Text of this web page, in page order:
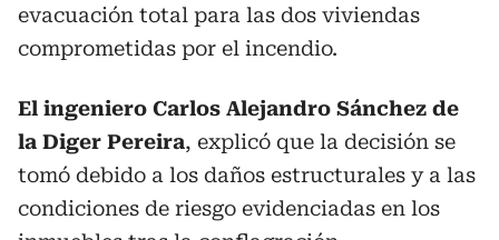
evacuación total para las dos viviendas
comprometidas por el incendio.
El ingeniero Carlos Alejandro Sánchez de
la Diger Pereira, explicó que la decisión se
tomó debido a los daños estructurales y a las
condiciones de riesgo evidenciadas en los